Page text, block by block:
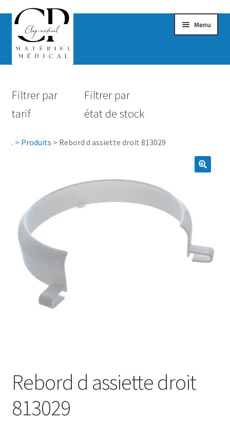
Menu
Hygiène
Accessoires Salle de bain
Vêtements & Chaussures
Sécurité
Pro.
0.00 €
Filtrer par
tarif
Filtrer par
état de stock
. > Produits > Rebord d assiette droit 813029
Rebord d assiette droit
813029